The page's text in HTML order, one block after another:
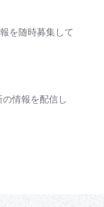
を随時募集して
情報を配信し